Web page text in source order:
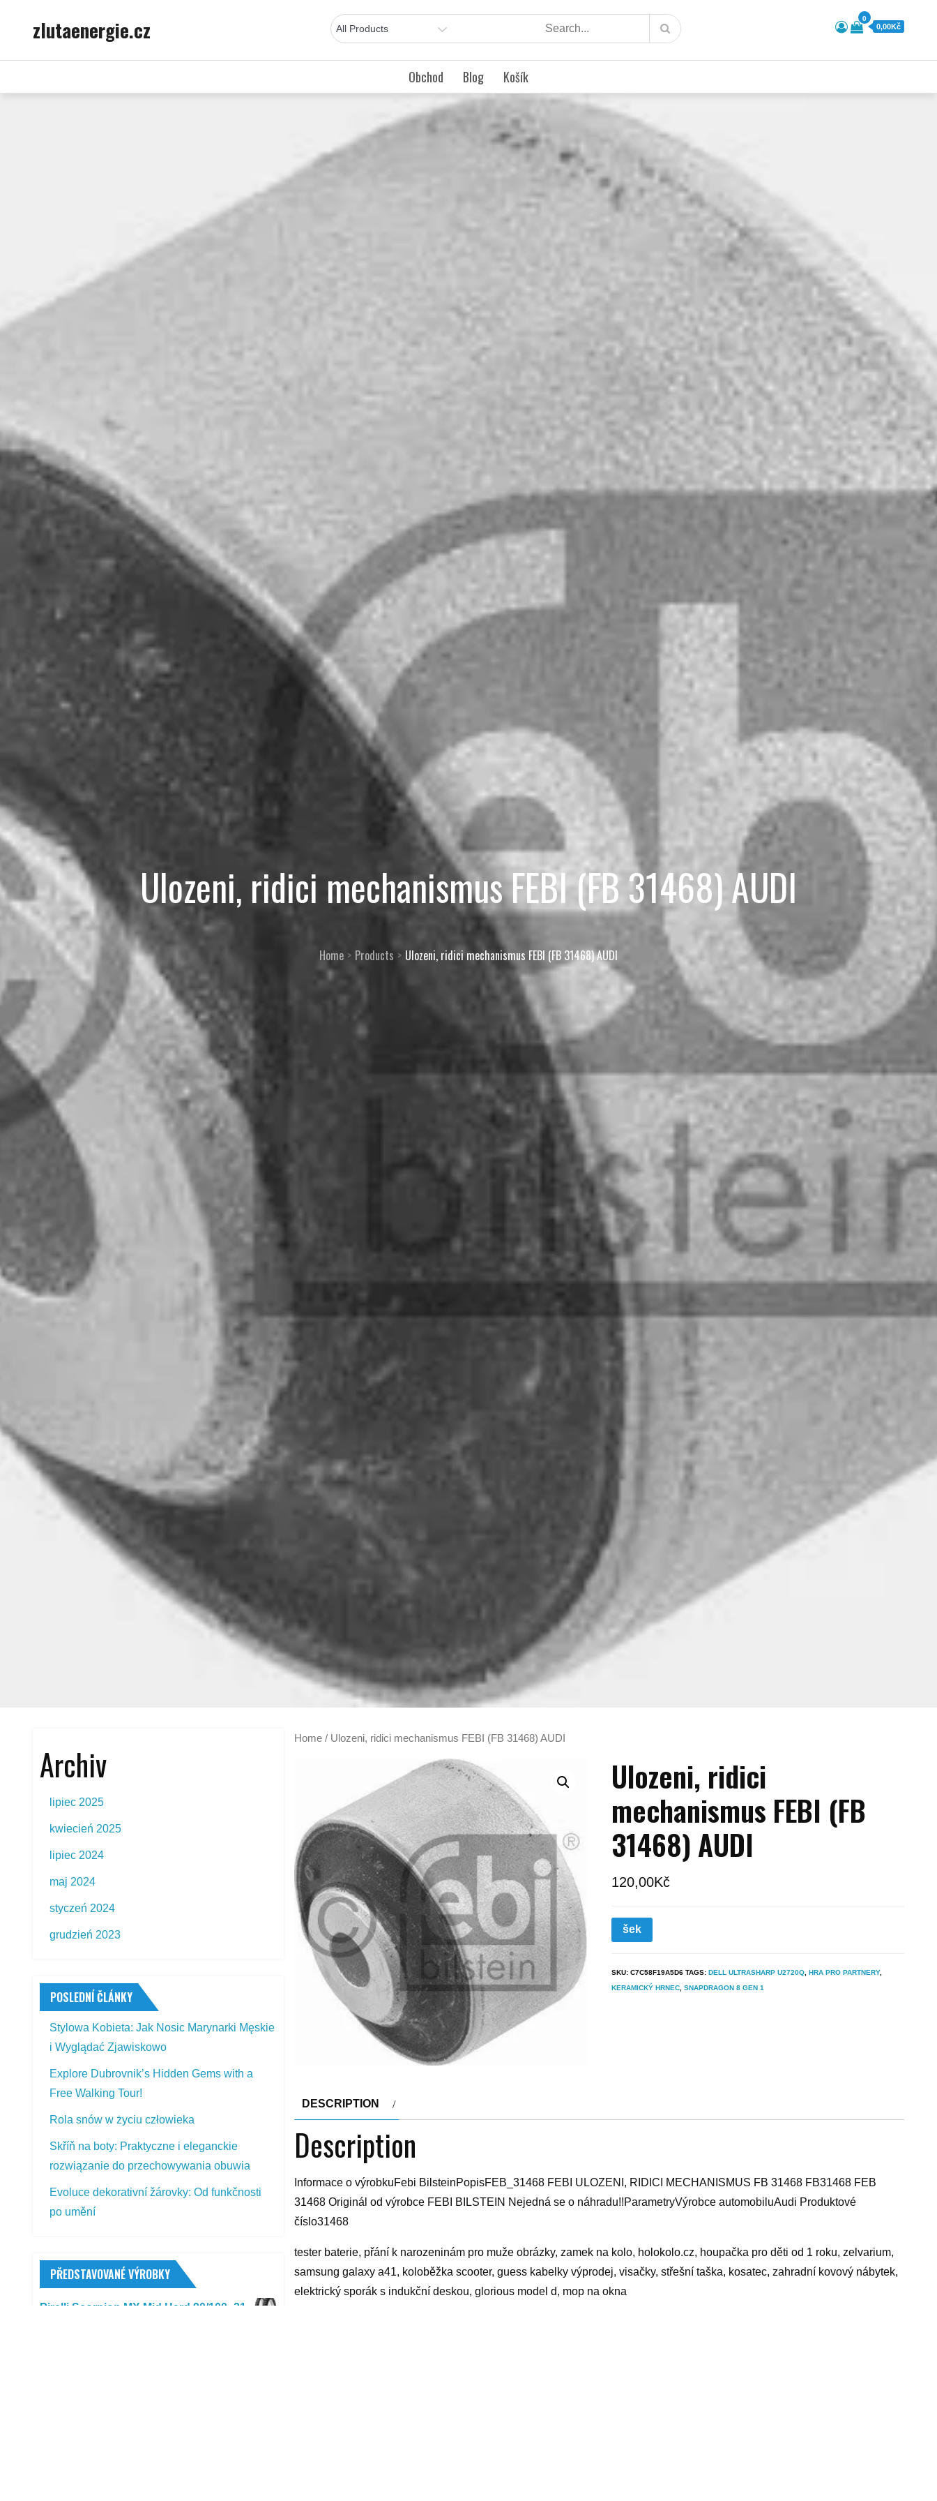
zlutaenergie.cz 0
0,00Kč
Obchod Blog Košík
Ulozeni, ridici mechanismus FEBI (FB 31468) AUDI
Home Products Ulozeni, ridici mechanismus FEBI (FB 31468) AUDI
Home / Ulozeni, ridici mechanismus FEBI (FB 31468) AUDI
Ulozeni, ridici
mechanismus FEBI (FB
31468) AUDI
120,00Kč
šek
SKU: C7C58F19A5D6 TAGS: DELL ULTRASHARP U2720Q, HRA PRO PARTNERY,
KERAMICKÝ HRNEC, SNAPDRAGON 8 GEN 1
DESCRIPTION
Description
Informace o výrobkuFebi BilsteinPopisFEB_31468 FEBI ULOZENI, RIDICI MECHANISMUS FB 31468 FB31468 FEB
31468 Originál od výrobce FEBI BILSTEIN Nejedná se o náhradu!!ParametryVýrobce automobiluAudi Produktové
číslo31468
tester baterie, přání k narozeninám pro muže obrázky, zamek na kolo, holokolo.cz, houpačka pro děti od 1 roku, zelvarium,
samsung galaxy a41, koloběžka scooter, guess kabelky výprodej, visačky, střešní taška, kosatec, zahradní kovový nábytek,
elektrický sporák s indukční deskou, glorious model d, mop na okna
Archiv
lipiec 2025
kwiecień 2025
lipiec 2024
maj 2024
styczeń 2024
grudzień 2023
POSLEDNÍ ČLÁNKY
Stylowa Kobieta: Jak Nosic Marynarki Męskie
i Wyglądać Zjawiskowo
Explore Dubrovnik’s Hidden Gems with a
Free Walking Tour!
Rola snów w życiu człowieka
Skříň na boty: Praktyczne i eleganckie
rozwiązanie do przechowywania obuwia
Evoluce dekorativní žárovky: Od funkčnosti
po umění
PŘEDSTAVOVANÉ VÝROBKY
Pirelli Scorpion MX Mid Hard 90/100 -21